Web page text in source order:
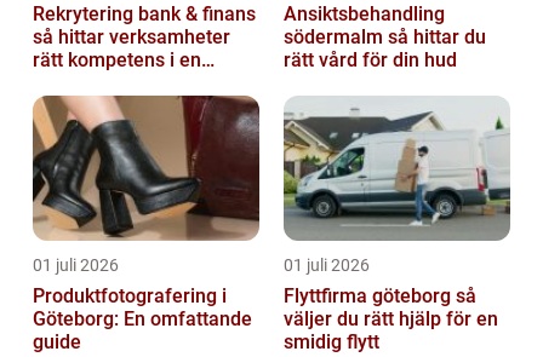
Rekrytering bank & finans
så hittar verksamheter
rätt kompetens i en
Ansiktsbehandling
södermalm så hittar du
rätt vård för din hud
01 juli 2026
Produktfotografering i
Göteborg: En omfattande
guide
01 juli 2026
Flyttfirma göteborg så
väljer du rätt hjälp för en
smidig flytt